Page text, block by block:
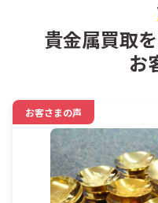
貴金属買取
お
お客さまの声